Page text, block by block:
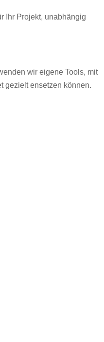
Ihr Projekt, unabhängig
wir eigene Tools, mit
gezielt ensetzen können.